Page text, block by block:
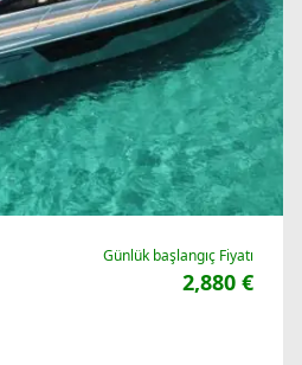
Günlük başlangıç Fiyatı
2,880 €